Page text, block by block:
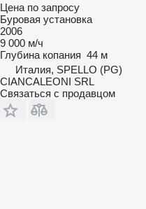
Цена по запросу
Буровая установка
2006
9 000 м/ч
Глубина копания 44 м
Италия, SPELLO (PG)
CIANCALEONI SRL
Связаться с продавцом